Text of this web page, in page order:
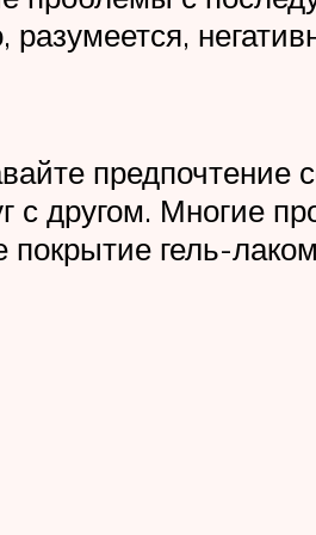
другом. Многие
гель-